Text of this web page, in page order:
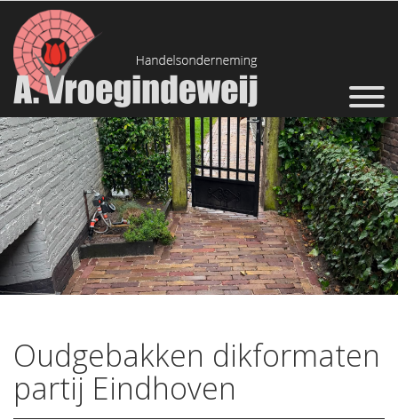
Oudgebakken dikformaten
partij Eindhoven